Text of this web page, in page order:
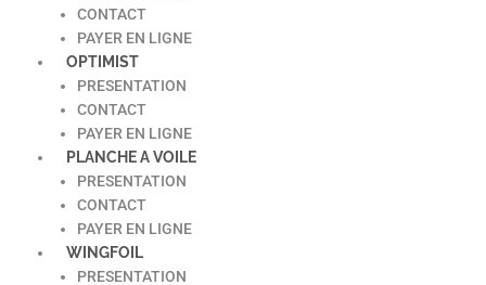
CONTACT
PAYER EN LIGNE
OPTIMIST
PRESENTATION
CONTACT
PAYER EN LIGNE
PLANCHE A VOILE
PRESENTATION
CONTACT
PAYER EN LIGNE
WINGFOIL
PRESENTATION